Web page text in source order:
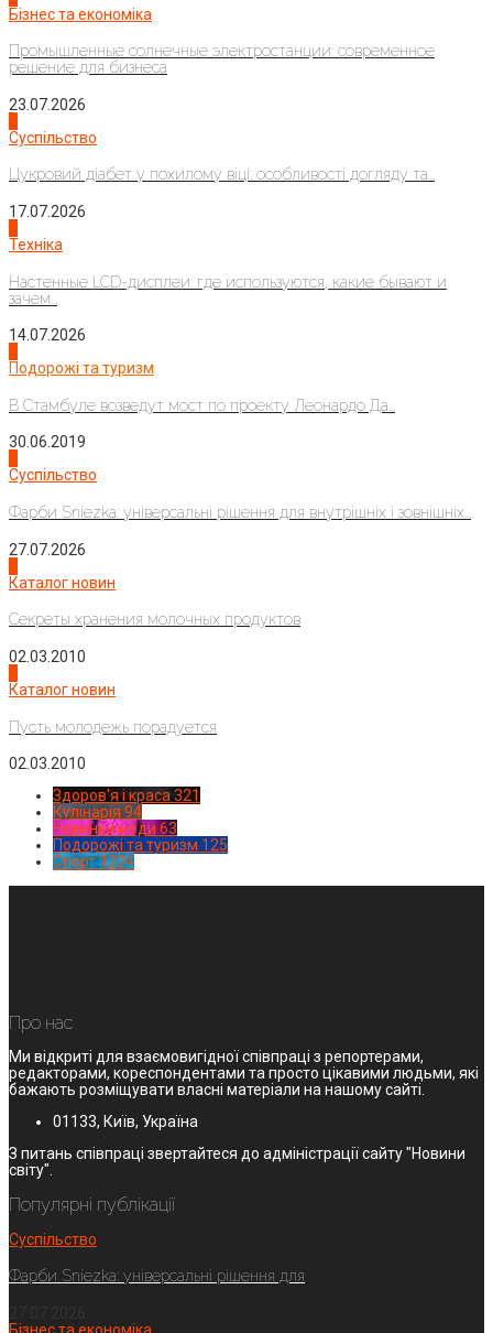
Бізнес та економіка
Промышленные солнечные электростанции: современное
решение для бизнеса
23.07.2026
Суспільство
Цукровий діабет у похилому віці: особливості догляду та...
17.07.2026
Техніка
Настенные LCD-дисплеи: где используются, какие бывают и
зачем...
14.07.2026
Подорожі та туризм
В Стамбуле возведут мост по проекту Леонардо Да...
30.06.2019
Суспільство
Фарби Sniezka: універсальні рішення для внутрішніх і зовнішніх...
27.07.2026
Каталог новин
Секреты хранения молочных продуктов
02.03.2010
Каталог новин
Пусть молодежь порадуется
02.03.2010
Здоров'я і краса 321
Кулінарія 94
Новинки моди 63
Подорожі та туризм 125
Спорт1224
Про нас
Ми відкриті для взаємовигідної співпраці з репортерами,
редакторами, кореспондентами та просто цікавими людьми, які
бажають розміщувати власні матеріали на нашому сайті.
01133, Київ, Україна
З питань співпраці звертайтеся до адміністрації сайту "Новини
світу".
Популярні публікації
Суспільство
Фарби Sniezka: універсальні рішення для